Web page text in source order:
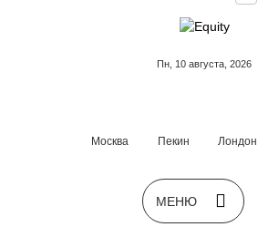
Пн, 10 августа, 2026
Москва Пекин Лондон